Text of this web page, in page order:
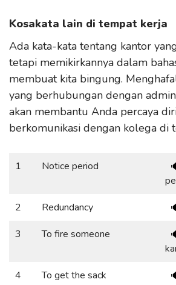
Kosakata lain di tempat kerja
Ada kata-kata tentang kantor
tetapi memikirkannya dalam
membuat kita bingung.
yang berhubungan dengan
akan membantu Anda percaya
berkomunikasi dengan kolega di
1 Notice period
2
Redundancy
3
To fire someone
4
To get the sack